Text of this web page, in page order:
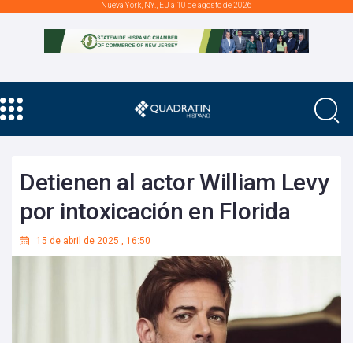
Nueva York, NY., EU a 10 de agosto de 2026
Detienen al actor William Levy
por intoxicación en Florida
15 de abril de 2025 , 16:50